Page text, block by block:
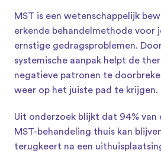
MST is een wetenschappelijk
erkende behandelmethode voor
ernstige gedragsproblemen.
systemische aanpak helpt de
negatieve patronen te
weer op het juiste pad te krijgen.
Uit onderzoek blijkt dat 94% van
MST-behandeling thuis kan
terugkeert na een